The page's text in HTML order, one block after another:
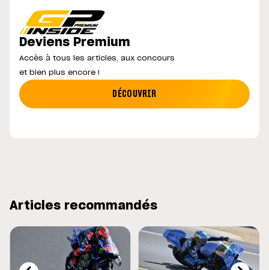
Deviens Premium
Accès à tous les articles, aux concours
et bien plus encore !
DÉCOUVRIR
Articles recommandés